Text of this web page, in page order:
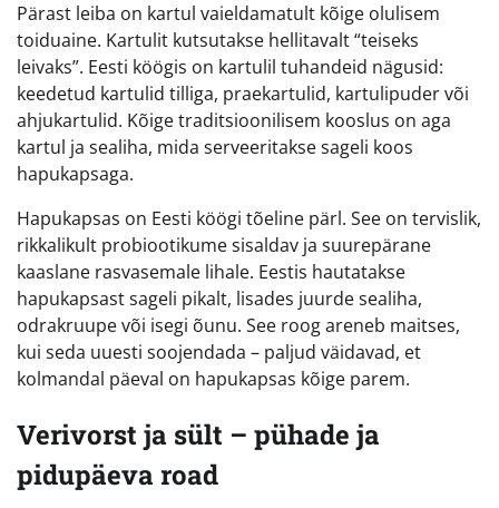
Pärast leiba on kartul vaieldamatult kõige olulisem
toiduaine. Kartulit kutsutakse hellitavalt “teiseks
leivaks”. Eesti köögis on kartulil tuhandeid nägusid:
keedetud kartulid tilliga, praekartulid, kartulipuder või
ahjukartulid. Kõige traditsioonilisem kooslus on aga
kartul ja sealiha, mida serveeritakse sageli koos
hapukapsaga.
Hapukapsas on Eesti köögi tõeline pärl. See on tervislik,
rikkalikult probiootikume sisaldav ja suurepärane
kaaslane rasvasemale lihale. Eestis hautatakse
hapukapsast sageli pikalt, lisades juurde sealiha,
odrakruupe või isegi õunu. See roog areneb maitses,
kui seda uuesti soojendada – paljud väidavad, et
kolmandal päeval on hapukapsas kõige parem.
Verivorst ja sült – pühade ja
pidupäeva road